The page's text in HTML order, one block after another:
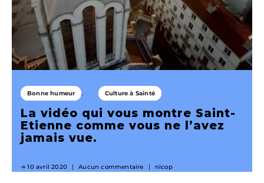
Bonne humeur Culture à Sainté
La vidéo qui vous montre Saint-
Etienne comme vous ne l’avez
jamais vue.
10 avril 2020 Aucun commentaire nicop